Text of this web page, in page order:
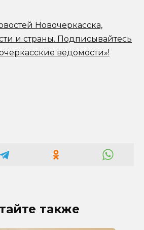
Новочеркасска,
и страны. Подписывайтесь
ведомости»!
также